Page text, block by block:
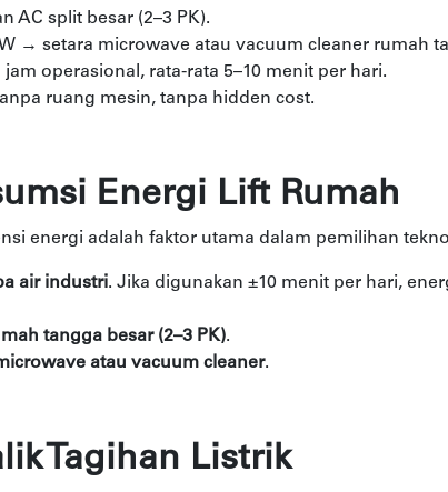
AC split besar (2–3 PK).
→ setara microwave atau vacuum cleaner rumah
operasional, rata-rata 5–10 menit per hari.
ruang mesin, tanpa hidden cost.
Energi Lift Rumah
energi adalah faktor utama dalam pemilihan
air industri. Jika digunakan ±10 menit per hari,
tangga besar (2–3 PK).
atau vacuum cleaner.
Tagihan Listrik